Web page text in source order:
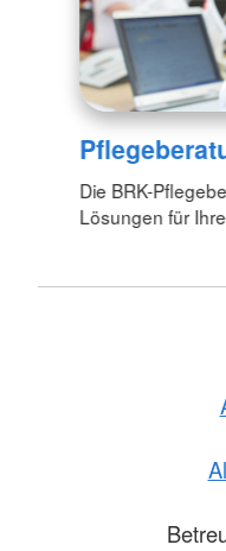
Die BRK-
Lösungen für